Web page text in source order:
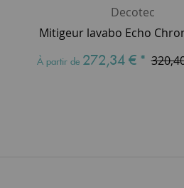
Decotec
À partir de 272,34 € *